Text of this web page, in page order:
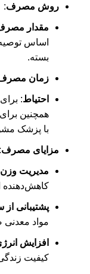
روش مصرف:
مقدار
اساس
بسته.
زمان
احتیاط:
همچنین
با پزشک
مزایای مصرف:
مدیریت وزن
کاهش‌دهنده
پشتیبانی
مواد
افزایش
کیفیت